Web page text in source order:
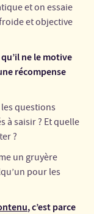
et on essaie
et objective
ne le motive
récompense
les questions
à saisir ? Et quelle
?
un gruyère
pour les
, c’est parce